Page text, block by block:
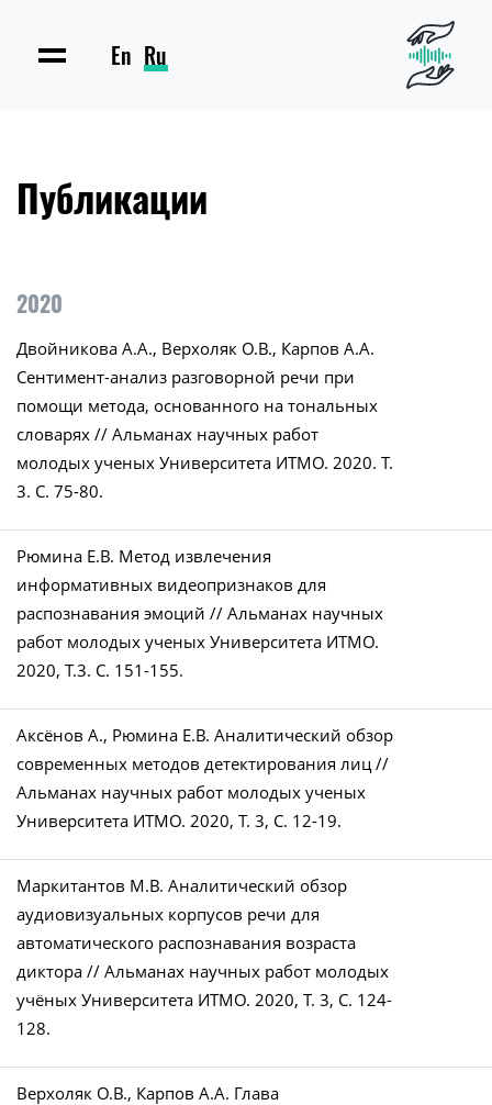
En Ru
Публикации
2020
Двойникова А.А., Верхоляк О.В., Карпов А.А.
Сентимент-анализ разговорной речи при
помощи метода, основанного на тональных
словарях // Альманах научных работ
молодых ученых Университета ИТМО. 2020. Т.
3. С. 75-80.
Рюмина Е.В. Метод извлечения
информативных видеопризнаков для
распознавания эмоций // Альманах научных
работ молодых ученых Университета ИТМО.
2020, Т.3. С. 151-155.
Аксёнов А., Рюмина Е.В. Аналитический обзор
современных методов детектирования лиц //
Альманах научных работ молодых ученых
Университета ИТМО. 2020, T. 3, С. 12-19.
Маркитантов М.В. Аналитический обзор
аудиовизуальных корпусов речи для
автоматического распознавания возраста
диктора // Альманах научных работ молодых
учёных Университета ИТМО. 2020, Т. 3, С. 124-
128.
Верхоляк О.В., Карпов А.А. Глава